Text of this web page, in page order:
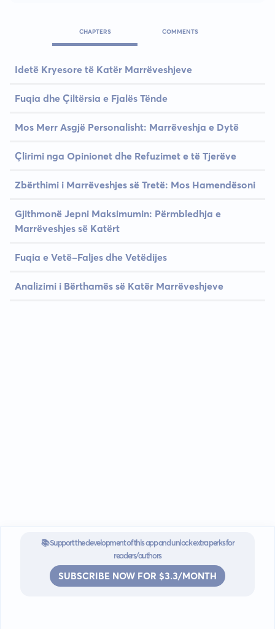
CHAPTERS COMMENTS
Idetë Kryesore të Katër Marrëveshjeve
Fuqia dhe Çiltërsia e Fjalës Tënde
Mos Merr Asgjë Personalisht: Marrëveshja e Dytë
Çlirimi nga Opinionet dhe Refuzimet e të Tjerëve
Zbërthimi i Marrëveshjes së Tretë: Mos Hamendësoni
Gjithmonë Jepni Maksimumin: Përmbledhja e
Marrëveshjes së Katërt
Fuqia e Vetë-Faljes dhe Vetëdijes
Analizimi i Bërthamës së Katër Marrëveshjeve
📚 Support the development of this app and unlock extra perks for
readers/authors
SUBSCRIBE NOW FOR $3.3/MONTH